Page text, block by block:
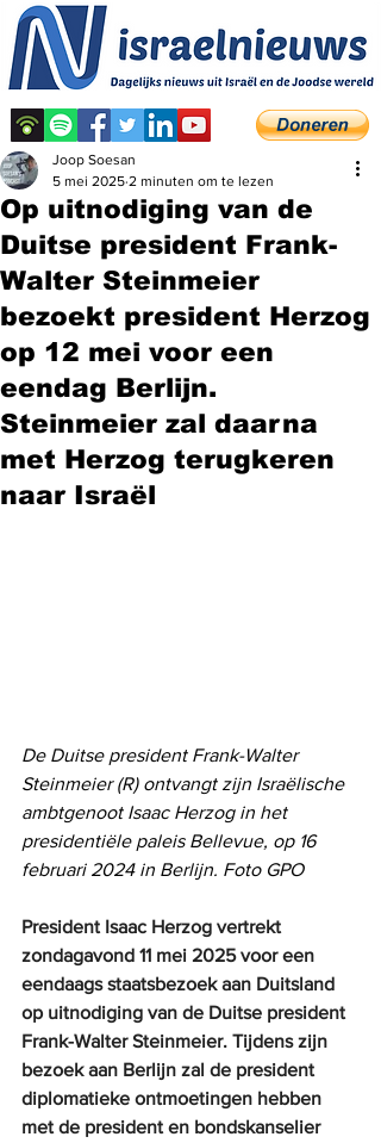
Op uitnodiging van de
Duitse president Frank-
Walter Steinmeier
bezoekt president Herzog
op 12 mei voor een
eendag Berlijn.
Steinmeier zal daarna
met Herzog terugkeren
naar Israël
Joop Soesan
5 mei 2025 2 minuten om te lezen
De Duitse president Frank-Walter
Steinmeier (R) ontvangt zijn Israëlische
ambtgenoot Isaac Herzog in het
presidentiële paleis Bellevue, op 16
februari 2024 in Berlijn. Foto GPO
President Isaac Herzog vertrekt
zondagavond 11 mei 2025 voor een
eendaags staatsbezoek aan Duitsland
op uitnodiging van de Duitse president
Frank-Walter Steinmeier. Tijdens zijn
bezoek aan Berlijn zal de president
diplomatieke ontmoetingen hebben
met de president en bondskanselier